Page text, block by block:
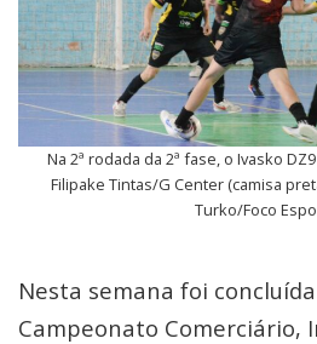
Na 2ª rodada da 2ª fase, o Ivasko
Filipake Tintas/G Center (camisa
Turko/Foco
Nesta semana foi
Campeonato Comerciário,